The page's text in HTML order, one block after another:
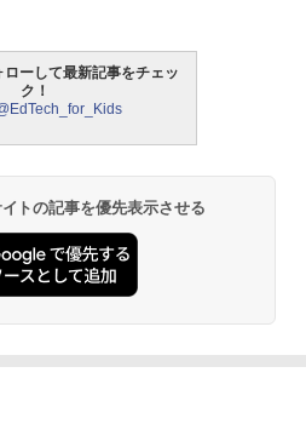
カ: 原子・分子に強くなるカードゲ
験モデル楽器電磁気教材を教える
ンボード/ゴルトンボード物理学、
ローして最新記事をチェッ
ク！
トの記事を優先表示させる